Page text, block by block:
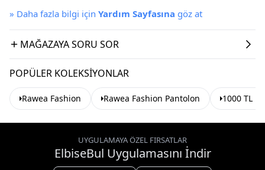
» Daha fazla bilgi için Yardım Sayfasına göz at
MAĞAZAYA SORU SOR
POPÜLER KOLEKSIYONLAR
Rawea Fashion Rawea Fashion Pantolon 1000 TL
UYGULAMAYA ÖZEL FIRSATLAR
ElbiseBul Uygulamasını İndir